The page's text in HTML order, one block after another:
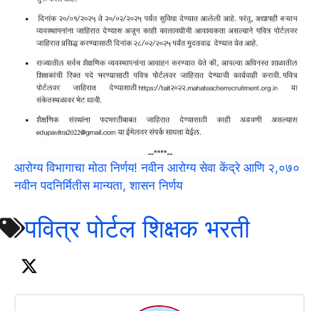
आरोग्य विभागाचा मोठा निर्णय! नवीन आरोग्य सेवा केंद्रे आणि २,०७०
नवीन पदनिर्मितीस मान्यता, शासन निर्णय
पवित्र पोर्टल शिक्षक भरती